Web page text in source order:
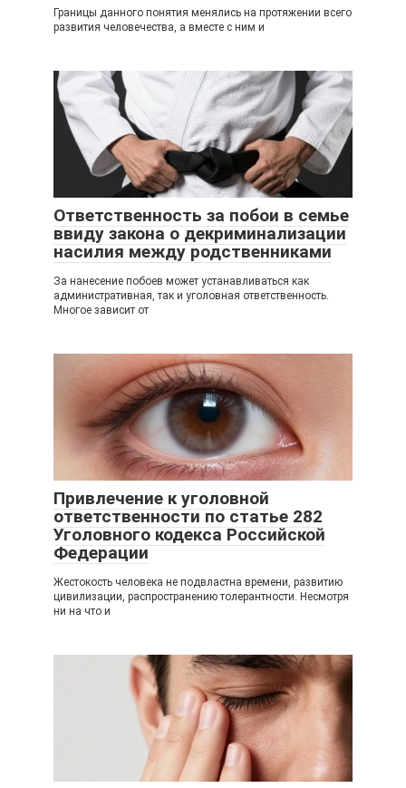
Границы данного понятия менялись на протяжении всего
развития человечества, а вместе с ним и
Ответственность за побои в семье
ввиду закона о декриминализации
насилия между родственниками
За нанесение побоев может устанавливаться как
административная, так и уголовная ответственность.
Многое зависит от
Привлечение к уголовной
ответственности по статье 282
Уголовного кодекса Российской
Федерации
Жестокость человека не подвластна времени, развитию
цивилизации, распространению толерантности. Несмотря
ни на что и